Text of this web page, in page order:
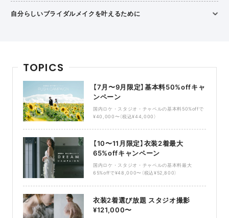
自分らしいブライダルメイクを叶えるために
TOPICS
【7月〜9月限定】基本料50%offキャ
ンペーン
国内ロケ・スタジオ・チャペルの基本料50%offで
¥40,000〜（税込¥44,000）
【10〜11月限定】衣装2着最大
65%offキャンペーン
国内ロケ・スタジオ・チャペルの基本料最大
65%offで¥48,000〜（税込¥52,800）
衣装2着選び放題 スタジオ撮影
¥121,000〜